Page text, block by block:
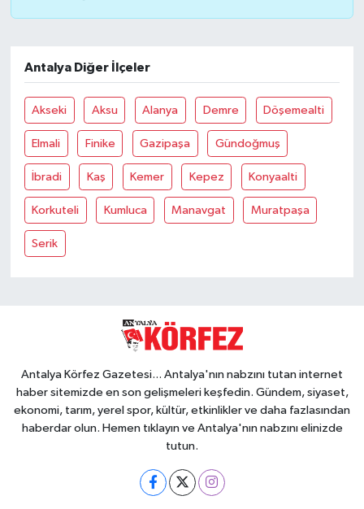
Antalya Diğer İlçeler
Akseki Aksu Alanya Demre Döşemealti
Elmali Finike Gazipaşa Gündoğmuş
İbradi Kaş Kemer Kepez Konyaalti
Korkuteli Kumluca Manavgat Muratpaşa
Serik
Antalya Körfez Gazetesi... Antalya'nın nabzını tutan internet
haber sitemizde en son gelişmeleri keşfedin. Gündem, siyaset,
ekonomi, tarım, yerel spor, kültür, etkinlikler ve daha fazlasından
haberdar olun. Hemen tıklayın ve Antalya'nın nabzını elinizde
tutun.